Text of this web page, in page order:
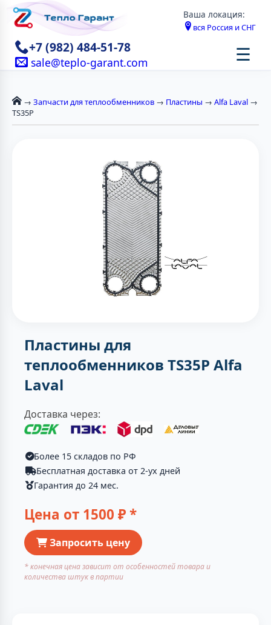
Ваша локация:
вся Россия и СНГ
+7 (982) 484-51-78
sale@teplo-garant.com ☰
→ Запчасти для теплообменников → Пластины → Alfa Laval →
TS35P
Пластины для
теплообменников TS35P Alfa
Laval
Доставка через:
Более 15 складов по РФ
Бесплатная доставка от 2-ух дней
Гарантия до 24 мес.
Цена от 1500 ₽ *
Запросить цену
* конечная цена зависит от особенностей товара и
количества штук в партии